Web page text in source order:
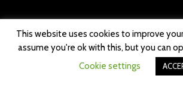
WordPress
This website uses cookies to improve
assume you're ok with this, but you can
Cookie settings